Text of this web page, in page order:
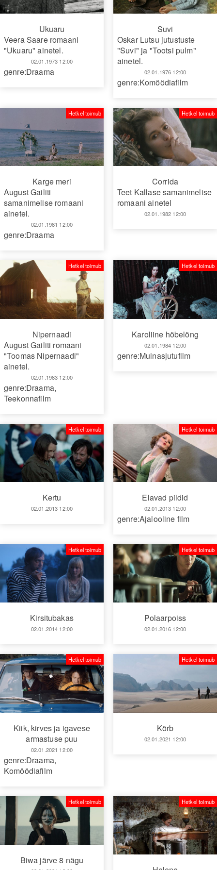
Ukuaru
Veera Saare romaani
"Ukuaru" ainetel.
02.01.1973 12:00
genre:Draama
Suvi
Oskar Lutsu jutustuste
"Suvi" ja "Tootsi pulm"
ainetel.
02.01.1976 12:00
genre:Komöödiafilm
Karge meri
August Gailiti
samanimelise romaani
ainetel.
02.01.1981 12:00
Hetkel toimub
genre:Draama
Corrida
Teet Kallase samanimelise
romaani ainetel
02.01.1982 12:00
Hetkel toimub
Nipernaadi
August Gailiti romaani
"Toomas Nipernaadi"
ainetel.
02.01.1983 12:00
Hetkel toimub
genre:Draama,
Teekonnafilm
Karoliine hõbelõng
02.01.1984 12:00
Hetkel toimub
genre:Muinasjutufilm
Kertu
02.01.2013 12:00
Hetkel toimub
Elavad pildid
02.01.2013 12:00
Hetkel toimub
genre:Ajalooline film
Kirsitubakas
02.01.2014 12:00
Hetkel toimub
Polaarpoiss
02.01.2016 12:00
Hetkel toimub
Kiik, kirves ja igavese
armastuse puu
02.01.2021 12:00
Hetkel toimub
genre:Draama,
Komöödiafilm
Kõrb
02.01.2021 12:00
Hetkel toimub
Biwa järve 8 nägu
Hetkel toimub Hetkel toimub